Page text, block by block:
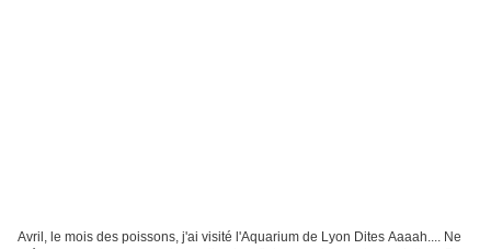
Avril, le mois des poissons, j'ai visité l'Aquarium de Lyon Dites Aaaah.... Ne